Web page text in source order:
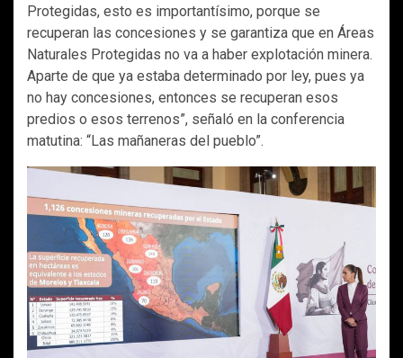
Protegidas, esto es importantísimo, porque se
recuperan las concesiones y se garantiza que en Áreas
Naturales Protegidas no va a haber explotación minera.
Aparte de que ya estaba determinado por ley, pues ya
no hay concesiones, entonces se recuperan esos
predios o esos terrenos”, señaló en la conferencia
matutina: “Las mañaneras del pueblo”.